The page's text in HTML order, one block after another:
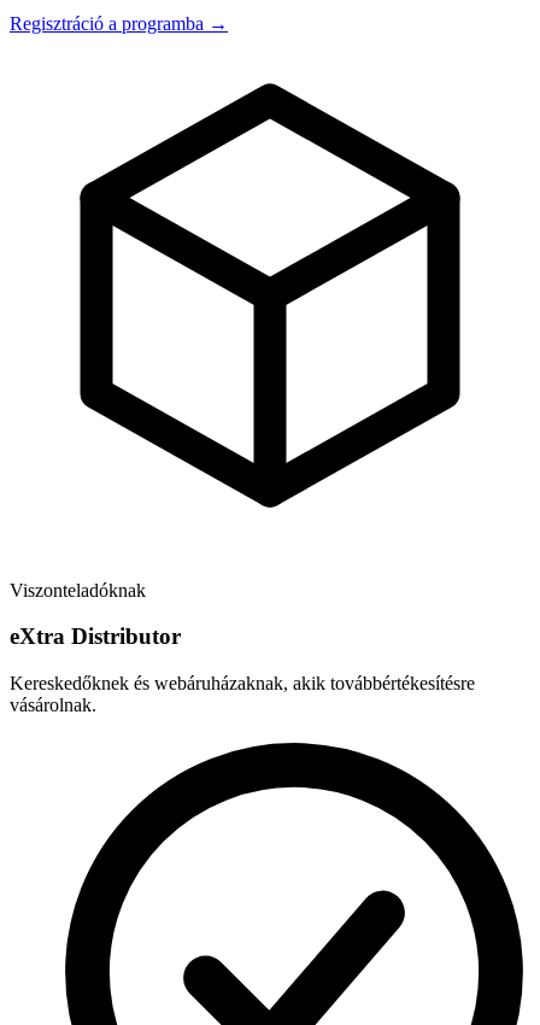
Regisztráció a programba →
Viszonteladóknak
eXtra Distributor
Kereskedőknek és webáruházaknak, akik továbbértékesítésre
vásárolnak.